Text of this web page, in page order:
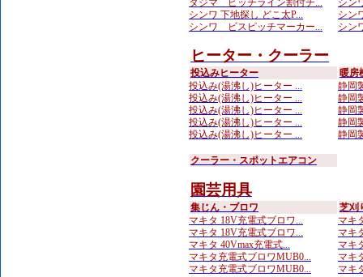
タジマ ピッチライン割付チ...
シンワ 下地探し どこ太P...
シンワ ビスピッチマーカー...
シン
シン
シン
ヒーター・クーラー
投込みヒーター
投込み(湯沸し)ヒーター ...
投込み(湯沸し)ヒーター ...
投込み(湯沸し)ヒーター ...
投込み(湯沸し)ヒーター ...
投込み(湯沸し)ヒーター ...
暖房
静岡
静岡
静岡
静岡
静岡
クーラー・スポットエアコン
園芸用具
集じん・ブロワ
マキタ 18V充電式ブロワ...
マキタ 18V充電式ブロワ...
マキタ 40Vmax充電式...
マキタ充電式ブロワMUB0...
マキタ充電式ブロワMUB0...
芝刈
マキ
マキ
マキ
マキ
マキ